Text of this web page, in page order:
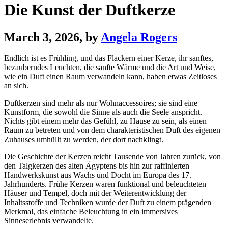
Die Kunst der Duftkerze
March 3, 2026, by Angela Rogers
Endlich ist es Frühling, und das Flackern einer Kerze, ihr sanftes,
bezauberndes Leuchten, die sanfte Wärme und die Art und Weise,
wie ein Duft einen Raum verwandeln kann, haben etwas Zeitloses
an sich.
Duftkerzen sind mehr als nur Wohnaccessoires; sie sind eine
Kunstform, die sowohl die Sinne als auch die Seele anspricht.
Nichts gibt einem mehr das Gefühl, zu Hause zu sein, als einen
Raum zu betreten und von dem charakteristischen Duft des eigenen
Zuhauses umhüllt zu werden, der dort nachklingt.
Die Geschichte der Kerzen reicht Tausende von Jahren zurück, von
den Talgkerzen des alten Ägyptens bis hin zur raffinierten
Handwerkskunst aus Wachs und Docht im Europa des 17.
Jahrhunderts. Frühe Kerzen waren funktional und beleuchteten
Häuser und Tempel, doch mit der Weiterentwicklung der
Inhaltsstoffe und Techniken wurde der Duft zu einem prägenden
Merkmal, das einfache Beleuchtung in ein immersives
Sinneserlebnis verwandelte.